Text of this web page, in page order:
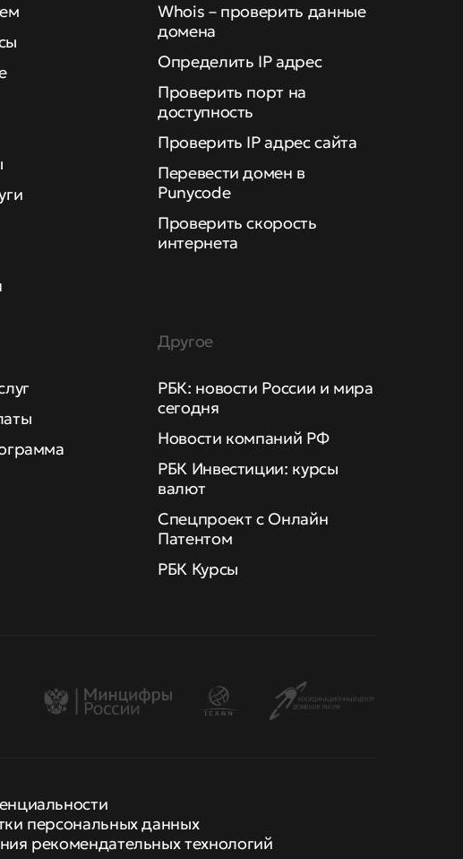
Whois – проверить данные
домена
Определить IP адрес
Проверить порт на
доступность
Проверить IP адрес сайта
Перевести домен в
Punycode
Проверить скорость
интернета
Другое
РБК: новости России и мира
сегодня
Новости компаний РФ
РБК Инвестиции: курсы
валют
Спецпроект с Онлайн
Патентом
РБК Курсы
персональных данных
рекомендательных технологий